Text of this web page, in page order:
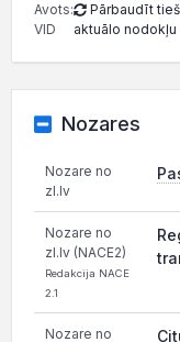
Avots:
VID
Pārbaudīt
aktuālo nodokļu
Nozares
Nozare no
zl.lv
Nozare no
zl.lv (NACE2)
Redakcija NACE
2.1
Nozare no